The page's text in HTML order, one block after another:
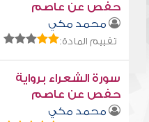
حفص عن عاصم
محمد مكي
تقييم المادة:
سورة الشعراء برواية
حفص عن عاصم
محمد مكي